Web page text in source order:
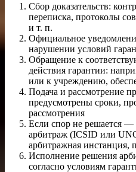
Сбор доказательств:
переписка, протоколы
и т. п.
Официальное
нарушении условий
Обращение к
действия гарантии:
или к учреждению,
Подача и рассмотрение
предусмотрены сроки,
рассмотрения
Если спор не решается
арбитраж (ICSID или
арбитражная инстанция,
Исполнение решения
согласно условиям